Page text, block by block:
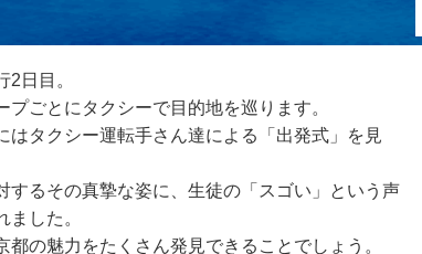
2日目。
プごとにタクシーで目的地を巡ります。
はタクシー運転手さん達による「出発式」を見
するその真摯な姿に、生徒の「スゴい」という声
ました。
都の魅力をたくさん発見できることでしょう。